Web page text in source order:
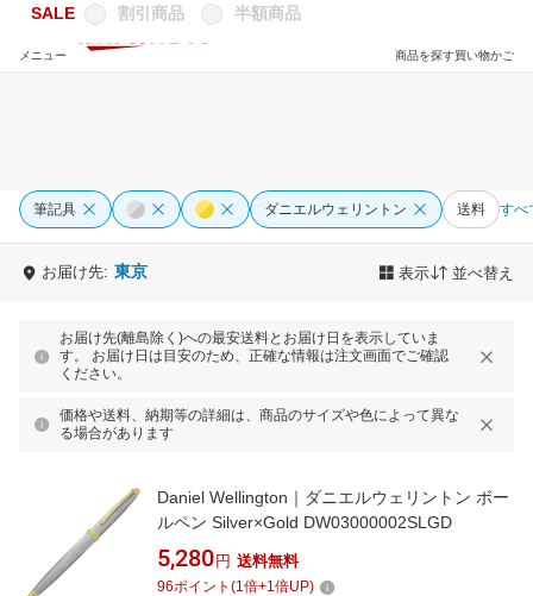
買い物かご
商品を探す
メニュー
SALE 割引商品 半額商品
筆記具 ダニエルウェリントン 送料 すべ
お届け先: 東京 表示 並べ替え
お届け先(離島除く)への最安送料とお届け日を表示していま
す。 お届け日は目安のため、正確な情報は注文画面でご確認
ください。
価格や送料、納期等の詳細は、商品のサイズや色によって異な
る場合があります
Daniel Wellington｜ダニエルウェリントン ボー
ルペン Silver×Gold DW03000002SLGD
5,280 円 送料無料
96ポイント (1倍+1倍UP)